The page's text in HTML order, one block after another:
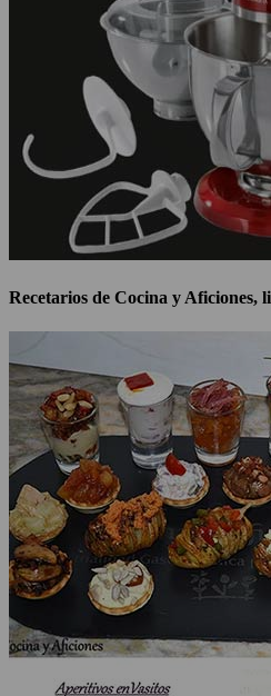
Recetarios de Cocina y Aficiones,